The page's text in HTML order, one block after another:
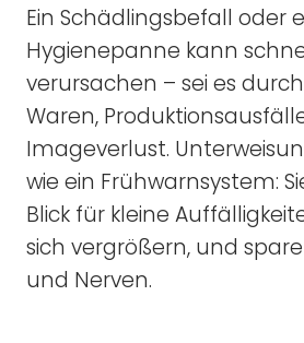
Ein Schädlingsbefall oder
Hygienepanne kann
verursachen – sei es
Waren,
Imageverlust.
wie ein Frühwarnsystem:
Blick für kleine
sich vergrößern, und
und Nerven.